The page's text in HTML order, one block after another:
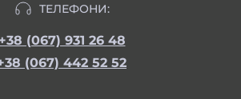
ТЕЛЕФОНИ:
+38 (067) 931 26 48
(067) 442 52 52